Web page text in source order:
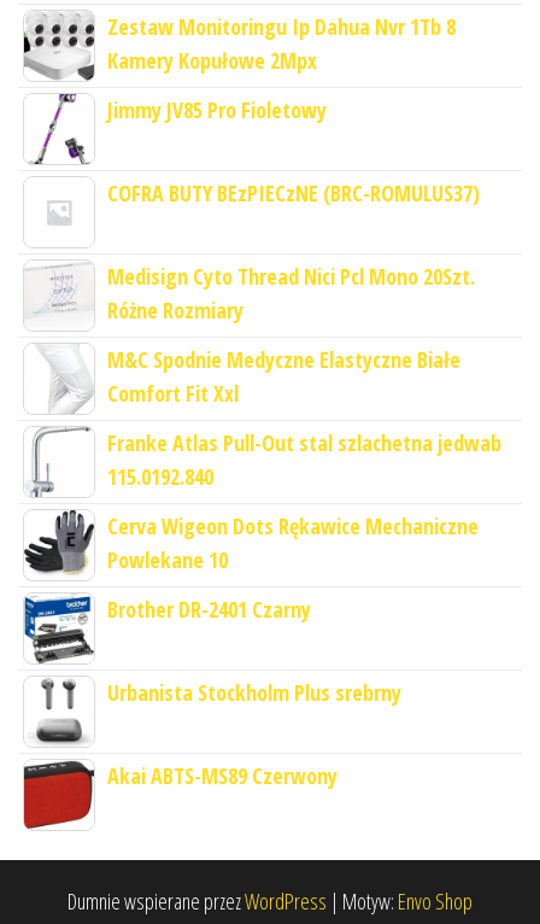
Zestaw Monitoringu Ip Dahua Nvr 1Tb 8
Kamery Kopułowe 2Mpx
Jimmy JV85 Pro Fioletowy
COFRA BUTY BEzPIECzNE (BRC-ROMULUS37)
Medisign Cyto Thread Nici Pcl Mono 20Szt.
Różne Rozmiary
M&C Spodnie Medyczne Elastyczne Białe
Comfort Fit Xxl
Franke Atlas Pull-Out stal szlachetna jedwab
115.0192.840
Cerva Wigeon Dots Rękawice Mechaniczne
Powlekane 10
Brother DR-2401 Czarny
Urbanista Stockholm Plus srebrny
Akai ABTS-MS89 Czerwony
Dumnie wspierane przezWordPress | Motyw: Envo Shop